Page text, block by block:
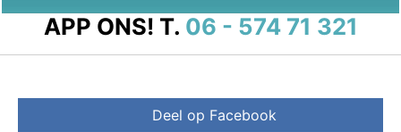
APP ONS! T. 06 - 574 71 321
Deel op Facebook